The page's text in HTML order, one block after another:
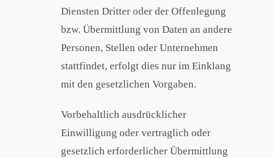
Diensten Dritter oder der Offenlegung
bzw. Übermittlung von Daten an andere
Personen, Stellen oder Unternehmen
stattfindet, erfolgt dies nur im Einklang
mit den gesetzlichen Vorgaben.
Vorbehaltlich ausdrücklicher
Einwilligung oder vertraglich oder
gesetzlich erforderlicher Übermittlung